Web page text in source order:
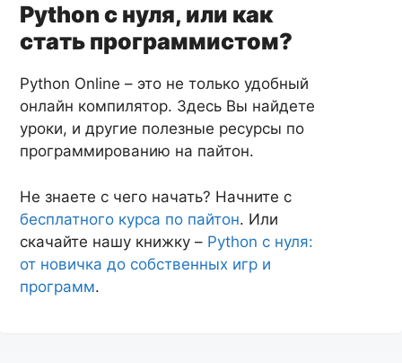
Python с нуля, или как
стать программистом?
Python Online – это не только удобный
онлайн компилятор. Здесь Вы найдете
уроки, и другие полезные ресурсы по
программированию на пайтон.
Не знаете с чего начать? Начните с
бесплатного курса по пайтон. Или
скачайте нашу книжку – Python с нуля:
от новичка до собственных игр и
программ.